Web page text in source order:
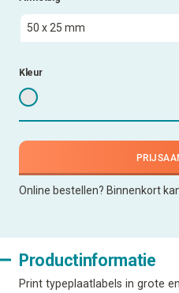
Kleur
Online bestellen? Binnenkort
Productinformatie
Print typeplaatlabels in grote